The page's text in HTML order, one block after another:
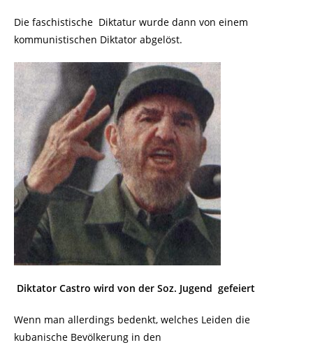
Die faschistische Diktatur wurde dann von einem
kommunistischen Diktator abgelöst.
Diktator Castro wird von der Soz. Jugend gefeiert
Wenn man allerdings bedenkt, welches Leiden die
kubanische Bevölkerung in den